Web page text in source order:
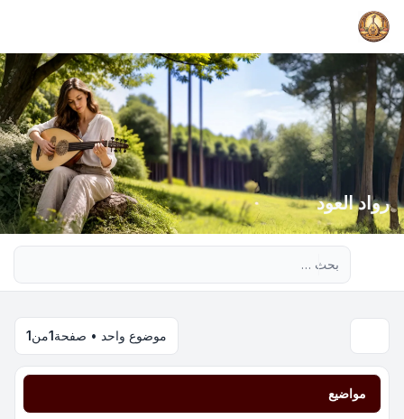
رواد العود
موضوع واحد • صفحة1من1
مواضيع